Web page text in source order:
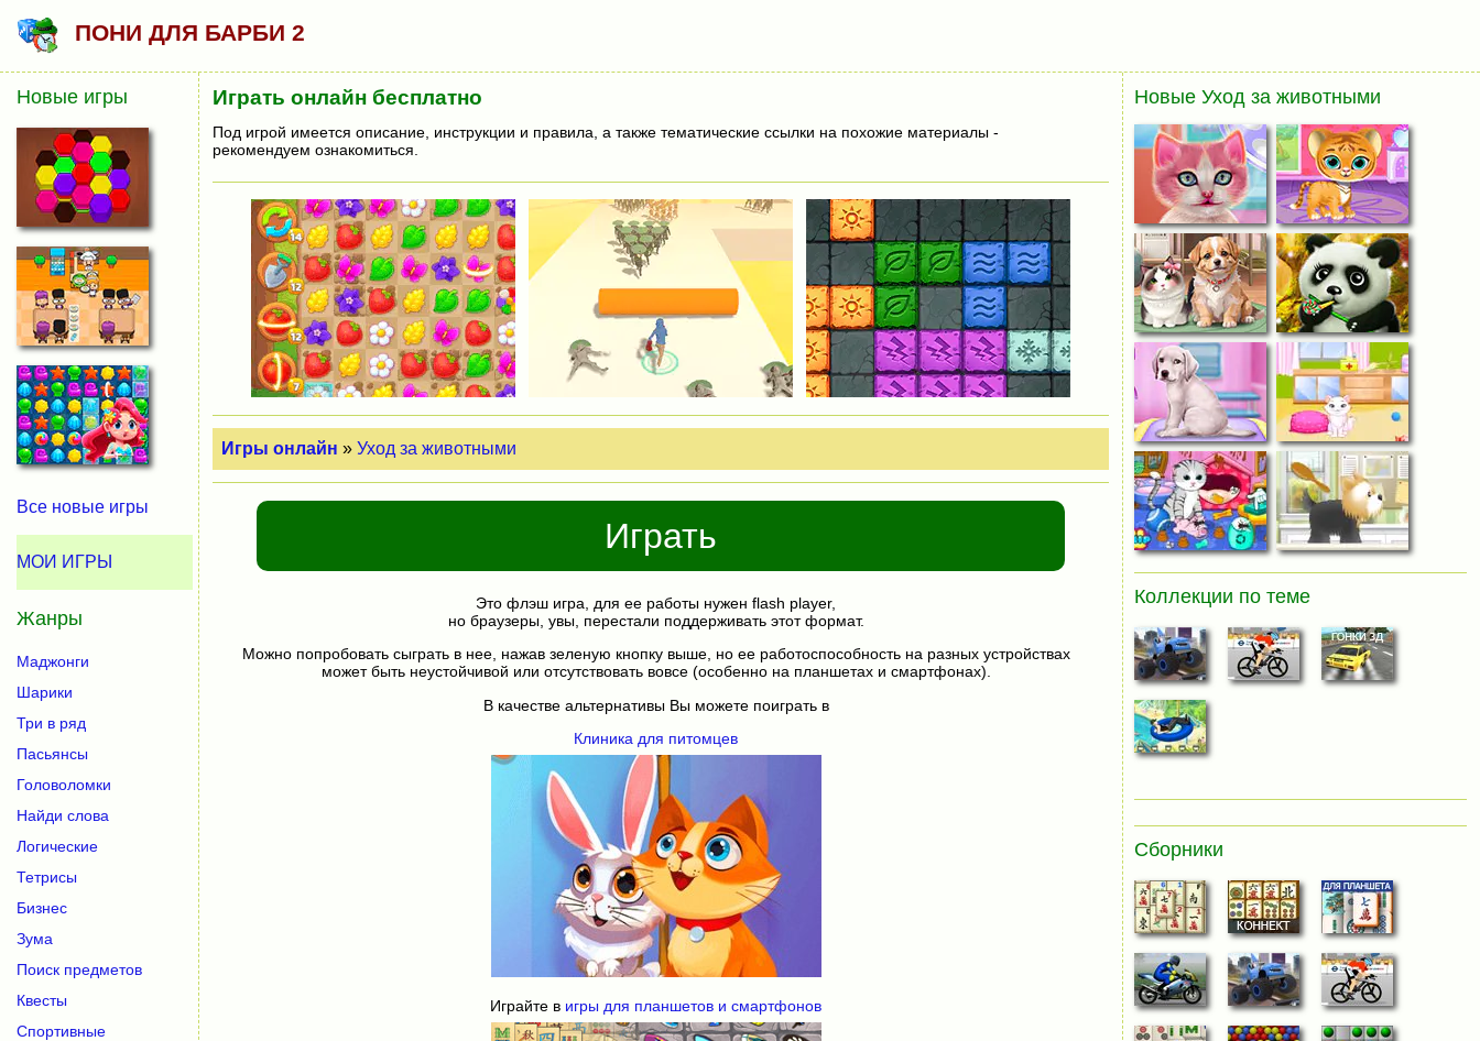
ПОНИ ДЛЯ БАРБИ 2
Играть онлайн бесплатно
Под игрой имеется описание, инструкции и правила, а также тематические ссылки на похожие материалы -
рекомендуем ознакомиться.
Игры онлайн » Уход за животными
Играть
Это флэш игра, для ее работы нужен flash player,
но браузеры, увы, перестали поддерживать этот формат.
Можно попробовать сыграть в нее, нажав зеленую кнопку выше, но ее работоспособность на разных устройствах
может быть неустойчивой или отсутствовать вовсе (особенно на планшетах и смартфонах).
В качестве альтернативы Вы можете поиграть в
Клиника для питомцев
Играйте в игры для планшетов и смартфонов
Новые игры
Все новые игры
МОИ ИГРЫ
Жанры
Маджонги
Шарики
Три в ряд
Пасьянсы
Головоломки
Найди слова
Логические
Тетрисы
Бизнес
Зума
Поиск предметов
Квесты
Спортивные
Новые Уход за животными
Коллекции по теме
Сборники